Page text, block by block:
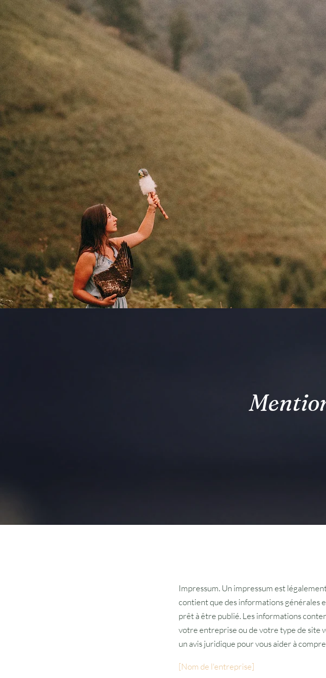
Impressum. Un impressum est
contient que des informations générales
prêt à être publié. Les informations
votre entreprise ou de votre type de site
un avis juridique pour vous aider à
[Nom de l'entreprise]